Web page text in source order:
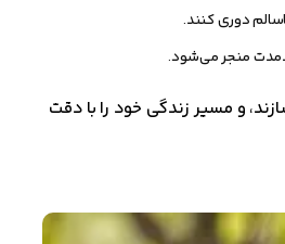
دوری کنند.
منجر می‌شود.
و مسیر زندگی خود را با دقت